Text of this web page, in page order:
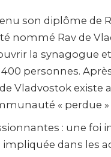
son diplôme
nommé Rav de
la synagogue
personnes.
Vladvostok existe
« perdue »
: une
dans les